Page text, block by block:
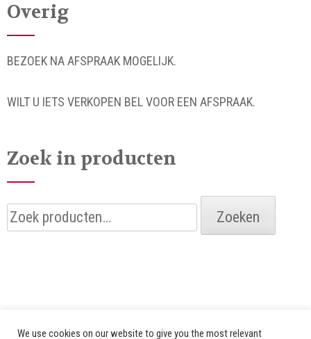
Overig
BEZOEK NA AFSPRAAK MOGELIJK.
WILT U IETS VERKOPEN BEL VOOR EEN AFSPRAAK.
Zoek in producten
Zoeken
naar:
Zoeken
We use cookies on our website to give you the most relevant